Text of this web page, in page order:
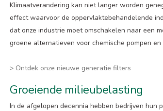
Klimaatverandering kan niet langer worden
effect waarvoor de oppervlaktebehandelende
dat onze industrie moet omschakelen naar een
groene alternatieven voor chemische pompen
> Ontdek onze nieuwe generatie filters
Groeiende milieubelasting
In de afgelopen decennia hebben bedrijven hun